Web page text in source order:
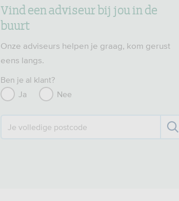
Vind een adviseur bij jou in de
buurt
Onze adviseurs helpen je graag, kom gerust
eens langs.
Ben je al klant?
Ja
Nee
Je volledige postcode